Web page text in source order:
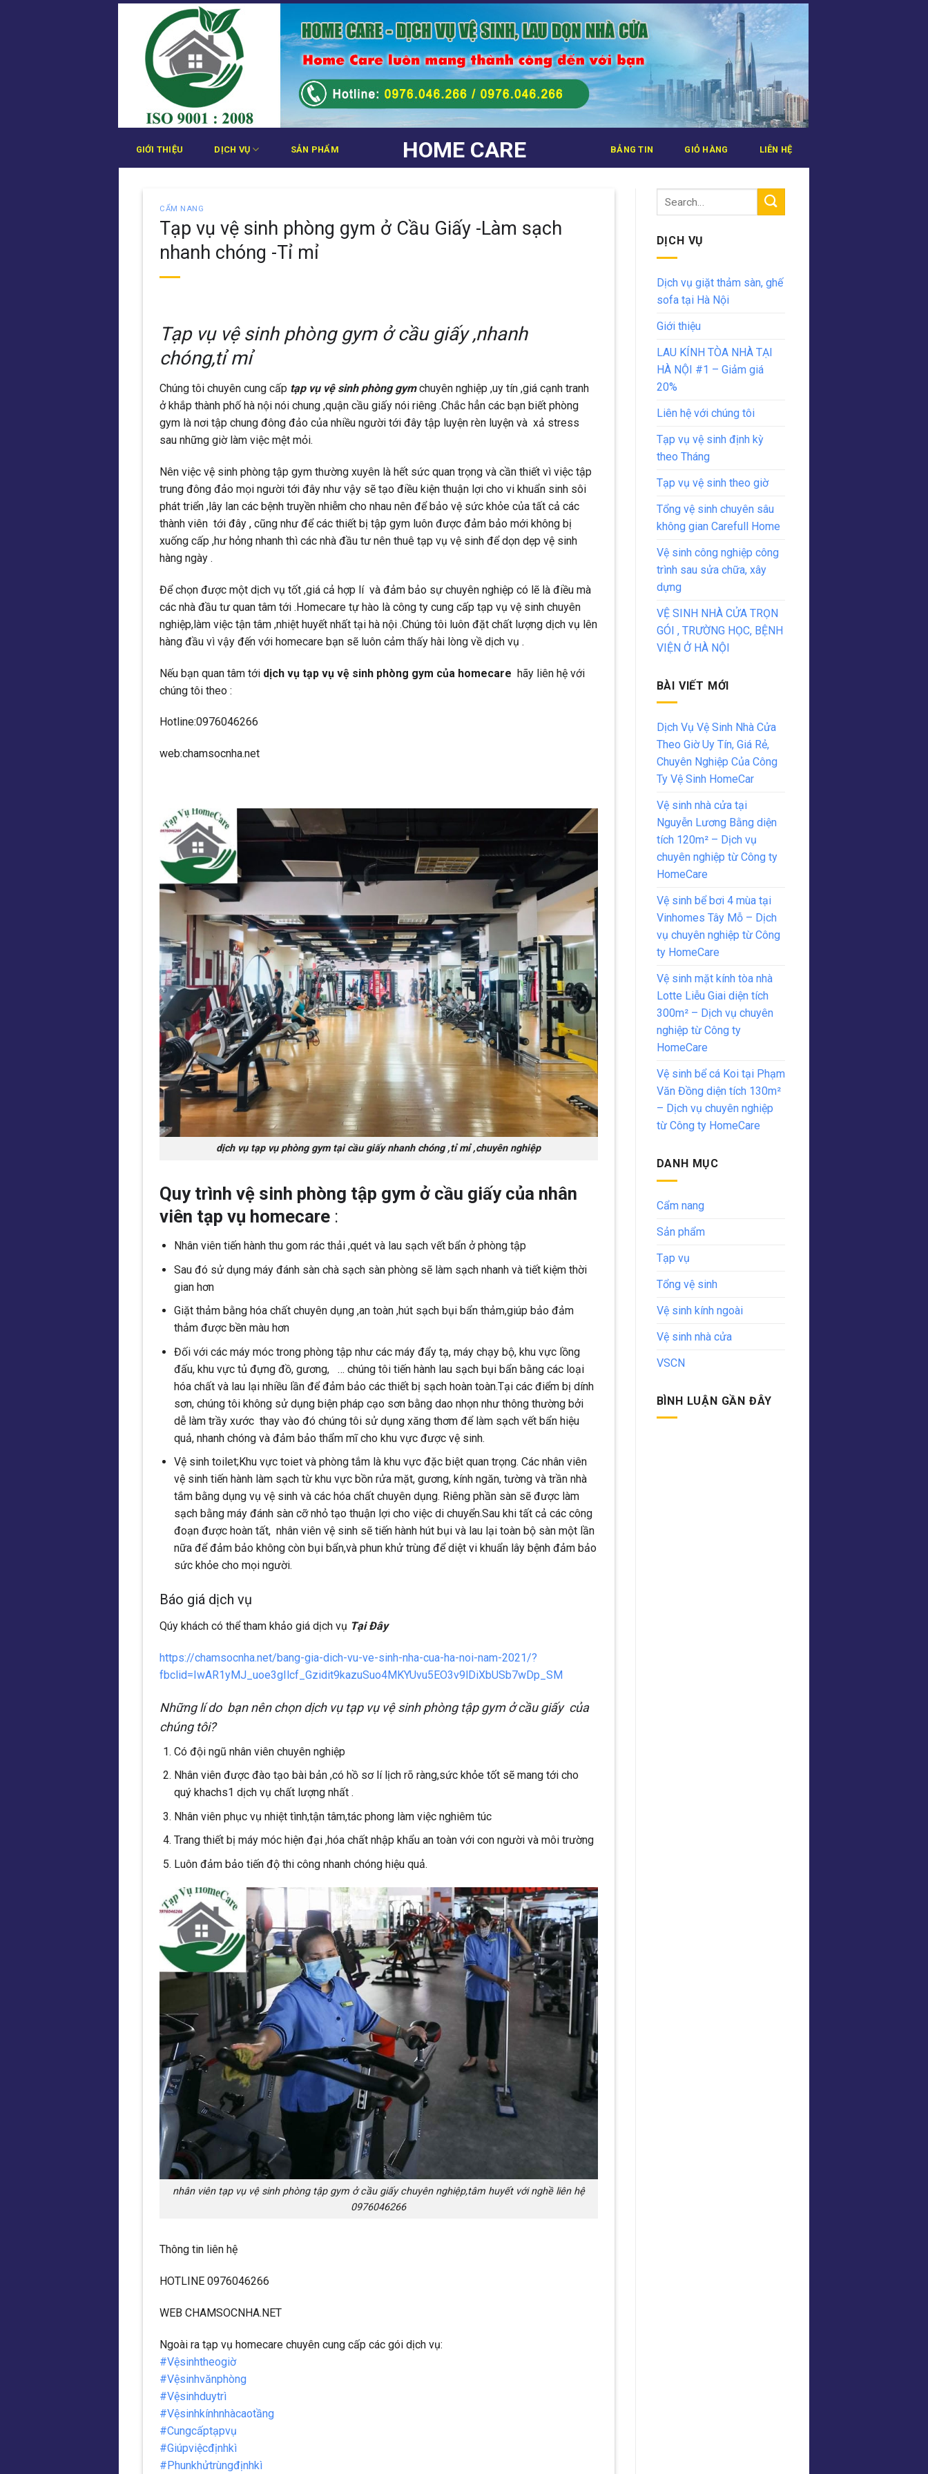
Bỏ
HOME CARE
GIỚI THIỆU DỊCH VỤ SẢN PHẨM BẢNG TIN GIỎ HÀNG LIÊN HỆ
CẨM NANG
Tạp vụ vệ sinh phòng gym ở Cầu Giấy -Làm sạch
nhanh chóng -Tỉ mỉ
Tạp vụ vệ sinh phòng gym ở cầu giấy ,nhanh
chóng,tỉ mỉ
Chúng tôi chuyên cung cấp tạp vụ vệ sinh phòng gym chuyên nghiệp ,uy tín ,giá cạnh tranh
ở khắp thành phố hà nội nói chung ,quận cầu giấy nói riêng .Chắc hẳn các bạn biết phòng
gym là nơi tập chung đông đảo của nhiều người tới đây tập luyện rèn luyện và xả stress
sau những giờ làm việc mệt mỏi.
Nên việc vệ sinh phòng tập gym thường xuyên là hết sức quan trọng và cần thiết vì việc tập
trung đông đảo mọi người tới đây như vậy sẽ tạo điều kiện thuận lợi cho vi khuẩn sinh sôi
phát triển ,lây lan các bệnh truyền nhiễm cho nhau nên để bảo vệ sức khỏe của tất cả các
thành viên tới đây , cũng như để các thiết bị tập gym luôn được đảm bảo mới không bị
xuống cấp ,hư hỏng nhanh thì các nhà đầu tư nên thuê tạp vụ vệ sinh để dọn dẹp vệ sinh
hàng ngày .
Để chọn được một dịch vụ tốt ,giá cả hợp lí và đảm bảo sự chuyên nghiệp có lẽ là điều mà
các nhà đầu tư quan tâm tới .Homecare tự hào là công ty cung cấp tạp vụ vệ sinh chuyên
nghiệp,làm việc tận tâm ,nhiệt huyết nhất tại hà nội .Chúng tôi luôn đặt chất lượng dịch vụ lên
hàng đầu vì vậy đến với homecare bạn sẽ luôn cảm thấy hài lòng về dịch vụ .
Nếu bạn quan tâm tới dịch vụ tạp vụ vệ sinh phòng gym của homecare hãy liên hệ với
chúng tôi theo :
Hotline:0976046266
web:chamsocnha.net
dịch vụ tạp vụ phòng gym tại cầu giấy nhanh chóng ,tỉ mỉ ,chuyên nghiệp
Quy trình vệ sinh phòng tập gym ở cầu giấy của nhân
viên tạp vụ homecare :
Nhân viên tiến hành thu gom rác thải ,quét và lau sạch vết bẩn ở phòng tập
Sau đó sử dụng máy đánh sàn chà sạch sàn phòng sẽ làm sạch nhanh và tiết kiệm thời
gian hơn
Giặt thảm bằng hóa chất chuyên dụng ,an toàn ,hút sạch bụi bẩn thảm,giúp bảo đảm
thảm được bền màu hơn
Đối với các máy móc trong phòng tập như các máy đẩy tạ, máy chạy bộ, khu vực lồng
đấu, khu vực tủ đựng đồ, gương, … chúng tôi tiến hành lau sạch bụi bẩn bằng các loại
hóa chất và lau lại nhiều lần để đảm bảo các thiết bị sạch hoàn toàn.Tại các điểm bị dính
sơn, chúng tôi không sử dụng biện pháp cạo sơn bằng dao nhọn như thông thường bởi
dễ làm trầy xước thay vào đó chúng tôi sử dụng xăng thơm để làm sạch vết bẩn hiệu
quả, nhanh chóng và đảm bảo thẩm mĩ cho khu vực được vệ sinh.
Vệ sinh toilet;Khu vực toiet và phòng tắm là khu vực đặc biệt quan trọng. Các nhân viên
vệ sinh tiến hành làm sạch từ khu vực bồn rửa mặt, gương, kính ngăn, tường và trần nhà
tắm bằng dụng vụ vệ sinh và các hóa chất chuyên dụng. Riêng phần sàn sẽ được làm
sạch bằng máy đánh sàn cỡ nhỏ tạo thuận lợi cho việc di chuyển.Sau khi tất cả các công
đoạn được hoàn tất, nhân viên vệ sinh sẽ tiến hành hút bụi và lau lại toàn bộ sàn một lần
nữa để đảm bảo không còn bụi bẩn,và phun khử trùng để diệt vi khuẩn lây bệnh đảm bảo
sức khỏe cho mọi người.
Báo giá dịch vụ
Qúy khách có thể tham khảo giá dịch vụ Tại Đây
https://chamsocnha.net/bang-gia-dich-vu-ve-sinh-nha-cua-ha-noi-nam-2021/?
fbclid=IwAR1yMJ_uoe3gIlcf_Gzidit9kazuSuo4MKYUvu5EO3v9lDiXbUSb7wDp_SM
Những lí do bạn nên chọn dịch vụ tạp vụ vệ sinh phòng tập gym ở cầu giấy của
chúng tôi?
Có đội ngũ nhân viên chuyên nghiệp
Nhân viên được đào tạo bài bản ,có hồ sơ lí lịch rõ ràng,sức khỏe tốt sẽ mang tới cho
quý khachs1 dịch vụ chất lượng nhất .
Nhân viên phục vụ nhiệt tình,tận tâm,tác phong làm việc nghiêm túc
Trang thiết bị máy móc hiện đại ,hóa chất nhập khẩu an toàn với con người và môi trường
Luôn đảm bảo tiến độ thi công nhanh chóng hiệu quả.
nhân viên tạp vụ vệ sinh phòng tập gym ở cầu giấy chuyên nghiệp,tâm huyết với nghề liên hệ
0976046266
Thông tin liên hệ
HOTLINE 0976046266
WEB CHAMSOCNHA.NET
Ngoài ra tạp vụ homecare chuyên cung cấp các gói dịch vụ:
#Vệsinhtheogiờ
#Vệsinhvănphòng
#Vệsinhduytrì
#Vệsinhkínhnhàcaotầng
#Cungcấptạpvụ
#Giúpviệcđịnhkì
#Phunkhửtrùngđịnhkì
DỊCH VỤ
Dịch vụ giặt thảm sàn, ghế
sofa tại Hà Nội
Giới thiệu
LAU KÍNH TÒA NHÀ TẠI
HÀ NỘI #1 – Giảm giá
20%
Liên hệ với chúng tôi
Tạp vụ vệ sinh định kỳ
theo Tháng
Tạp vụ vệ sinh theo giờ
Tổng vệ sinh chuyên sâu
không gian Carefull Home
Vệ sinh công nghiệp công
trình sau sửa chữa, xây
dựng
VỆ SINH NHÀ CỬA TRỌN
GÓI , TRƯỜNG HỌC, BỆNH
VIỆN Ở HÀ NỘI
BÀI VIẾT MỚI
Dịch Vụ Vệ Sinh Nhà Cửa
Theo Giờ Uy Tín, Giá Rẻ,
Chuyên Nghiệp Của Công
Ty Vệ Sinh HomeCar
Vệ sinh nhà cửa tại
Nguyễn Lương Bằng diện
tích 120m² – Dịch vụ
chuyên nghiệp từ Công ty
HomeCare
Vệ sinh bể bơi 4 mùa tại
Vinhomes Tây Mỗ – Dịch
vụ chuyên nghiệp từ Công
ty HomeCare
Vệ sinh mặt kính tòa nhà
Lotte Liễu Giai diện tích
300m² – Dịch vụ chuyên
nghiệp từ Công ty
HomeCare
Vệ sinh bể cá Koi tại Phạm
Văn Đồng diện tích 130m²
– Dịch vụ chuyên nghiệp
từ Công ty HomeCare
DANH MỤC
Cẩm nang
Sản phẩm
Tạp vụ
Tổng vệ sinh
Vệ sinh kính ngoài
Vệ sinh nhà cửa
VSCN
BÌNH LUẬN GẦN ĐÂY